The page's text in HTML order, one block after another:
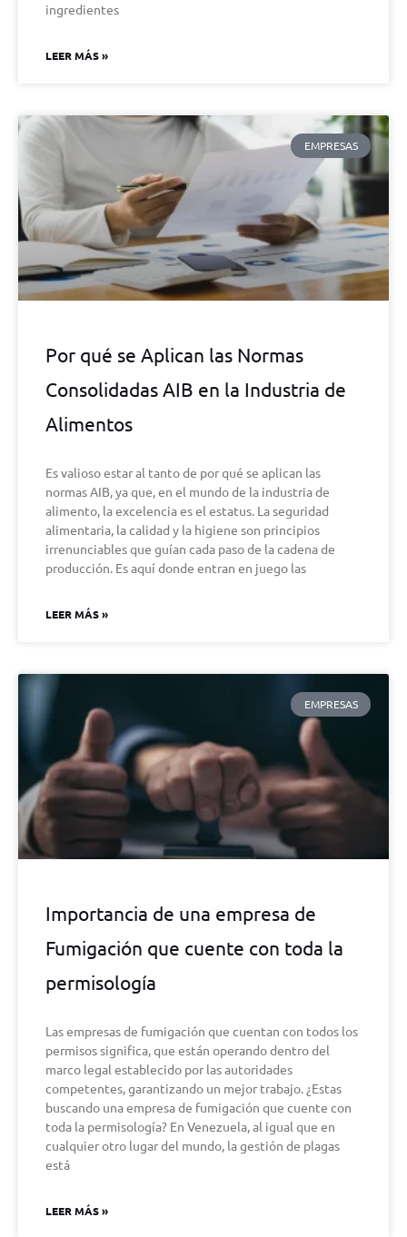
ingredientes
LEER MÁS »
EMPRESAS
Por qué se Aplican las Normas
Consolidadas AIB en la Industria de
Alimentos
Es valioso estar al tanto de por qué se aplican las
normas AIB, ya que, en el mundo de la industria de
alimento, la excelencia es el estatus. La seguridad
alimentaria, la calidad y la higiene son principios
irrenunciables que guían cada paso de la cadena de
producción. Es aquí donde entran en juego las
LEER MÁS »
EMPRESAS
Importancia de una empresa de
Fumigación que cuente con toda la
permisología
Las empresas de fumigación que cuentan con todos los
permisos significa, que están operando dentro del
marco legal establecido por las autoridades
competentes, garantizando un mejor trabajo. ¿Estas
buscando una empresa de fumigación que cuente con
toda la permisología? En Venezuela, al igual que en
cualquier otro lugar del mundo, la gestión de plagas
está
LEER MÁS »